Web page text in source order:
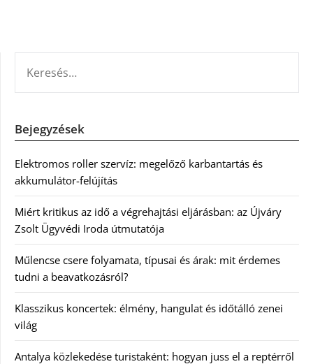
Bejegyzések
Elektromos roller szervíz: megelőző karbantartás és
akkumulátor-felújítás
Miért kritikus az idő a végrehajtási eljárásban: az Újváry
Zsolt Ügyvédi Iroda útmutatója
Műlencse csere folyamata, típusai és árak: mit érdemes
tudni a beavatkozásról?
Klasszikus koncertek: élmény, hangulat és időtálló zenei
világ
Antalya közlekedése turistaként: hogyan juss el a reptérről